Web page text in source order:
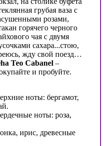
грубая ваза с
розами,
горячего черного
чая с двумя
сахара...стою,
жду свой поезд…
Teo Cabanel –
и пробуйте.
ноты: бергамот,
ноты: роза,
ирис, древесные